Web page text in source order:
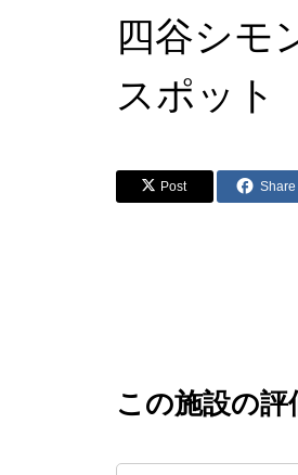
四谷シモ
スポット
Post Share
この施設の評